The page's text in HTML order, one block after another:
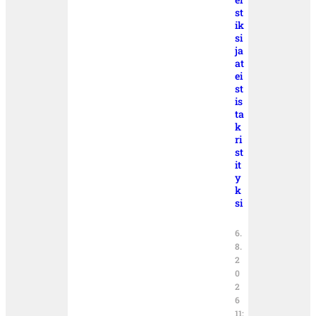
st
ik
si
ja
at
ei
st
is
ta
k
ri
st
it
y
k
si
6.
8.
2
0
2
6
11: